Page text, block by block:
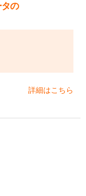
の
詳細はこちら